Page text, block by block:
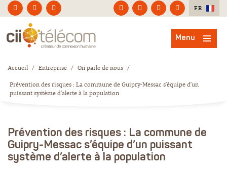
FR
Menu
Accueil / Entreprise / On parle de nous /
Prévention des risques : La commune de Guipry-Messac s’équipe d’un
puissant système d’alerte à la population
Prévention des risques : La commune de
Guipry-Messac s’équipe d’un puissant
système d’alerte à la population